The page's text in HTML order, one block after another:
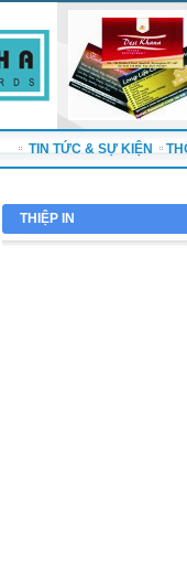
TIN TỨC & SỰ KIỆN
THIỆP IN